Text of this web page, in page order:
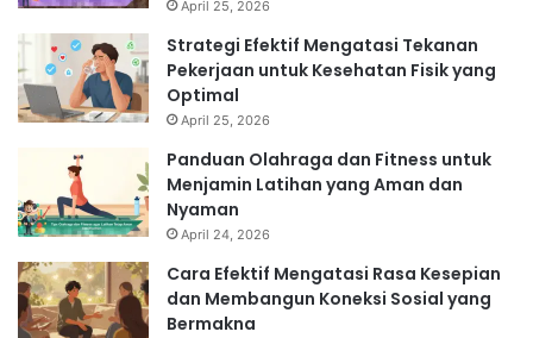
April 25, 2026
Strategi Efektif Mengatasi Tekanan
Pekerjaan untuk Kesehatan Fisik yang
Optimal
April 25, 2026
Panduan Olahraga dan Fitness untuk
Menjamin Latihan yang Aman dan
Nyaman
April 24, 2026
Cara Efektif Mengatasi Rasa Kesepian
dan Membangun Koneksi Sosial yang
Bermakna